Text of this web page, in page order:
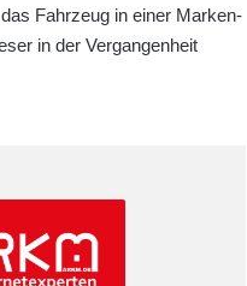
Fahrzeug in einer Marken-
in der Vergangenheit